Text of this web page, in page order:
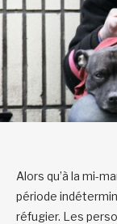
Alors qu’à la mi-
période
réfugier. Les